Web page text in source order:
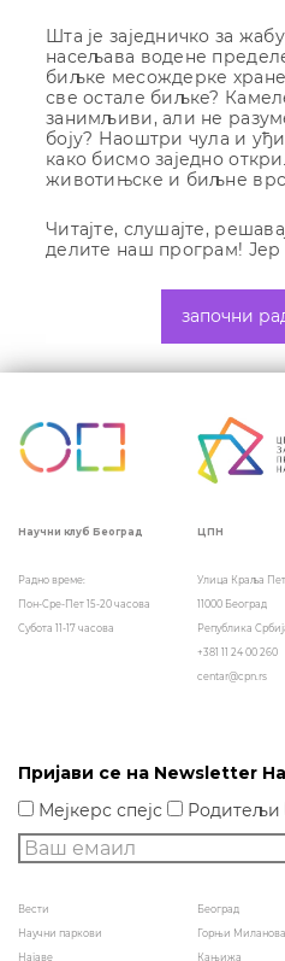
Шта је заједничко за
насељава водене
биљке месождерке
све остале биљке?
занимљиви, али не
боју? Наоштри чула и
како бисмо заједно
животињске и биљне
Читајте, слушајте,
делите наш програм! Јер
започни
Кретање
Научни клуб Београд
Радно време:
Пон-Сре-Пет 15-20 часова
Субота 11-17 часова
ЦПН
Улица Краља
11000 Београд
Република
+381 11 24 00 260
centar@cpn.rs
Пријави се на Newsletter
Мејкерс спејс
Родитељи
Вести
Научни паркови
Најаве
Београд
Горњи
Кањижа